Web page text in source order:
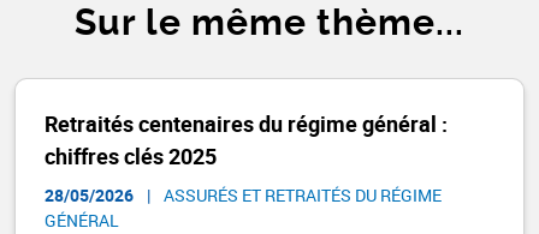
Sur le même thème...
Retraités centenaires du régime général :
chiffres clés 2025
28/05/2026 | ASSURÉS ET RETRAITÉS DU RÉGIME
GÉNÉRAL​